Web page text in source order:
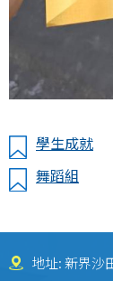
學生成就
舞蹈組
地址: 新界沙